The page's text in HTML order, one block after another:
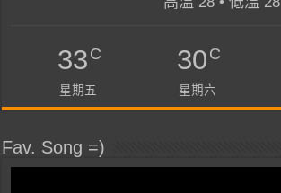
33C
星期五
30C
星期六
Fav. Song =)